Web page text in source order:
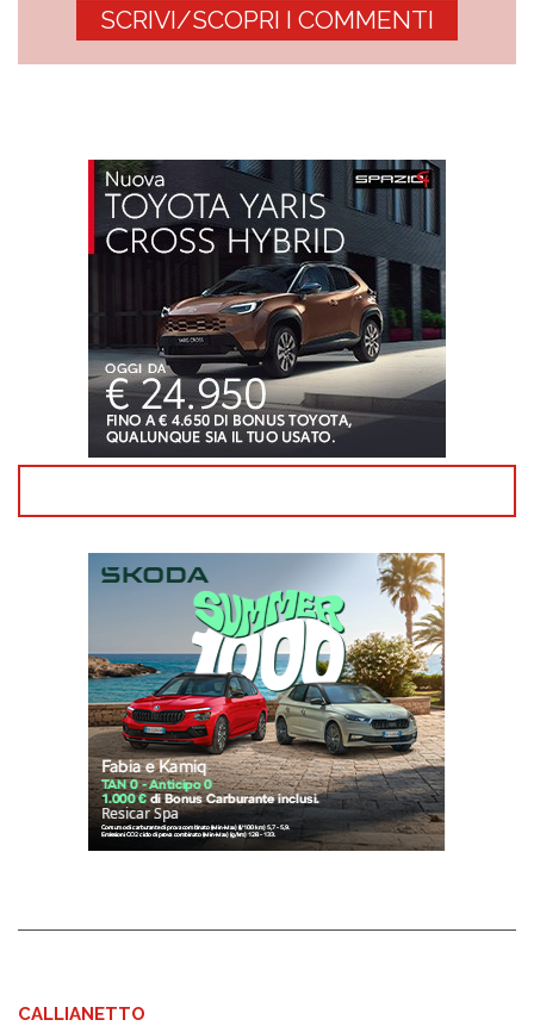
SCRIVI/SCOPRI I COMMENTI
CALLIANETTO